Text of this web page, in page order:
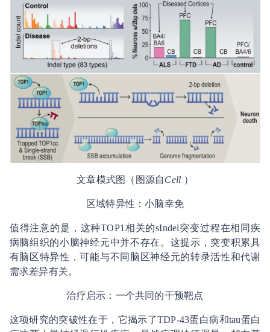
文章模式图（图源自Cell ）
区域特异性：小脑幸免
值得注意的是，这种TOP1相关的sIndel突变过程在相同疾
病脑组织的小脑神经元中并不存在。这提示，突变积累具
有脑区特异性，可能与不同脑区神经元的转录活性和代谢
需求差异有关。
治疗启示：一个共同的干预靶点
这项研究的突破性在于，它揭示了TDP-43蛋白病和tau蛋白